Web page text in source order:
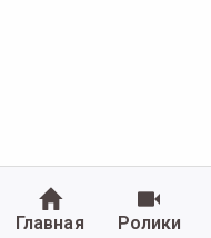
Главная Ролики